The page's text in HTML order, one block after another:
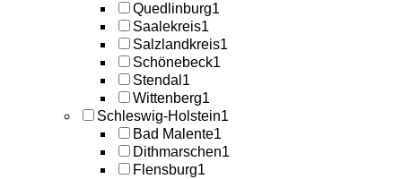
Quedlinburg1
Saalekreis1
Salzlandkreis1
Schönebeck1
Stendal 1
Wittenberg1
Schleswig-Holstein1
Bad Malente1
Dithmarschen1
Flensburg1